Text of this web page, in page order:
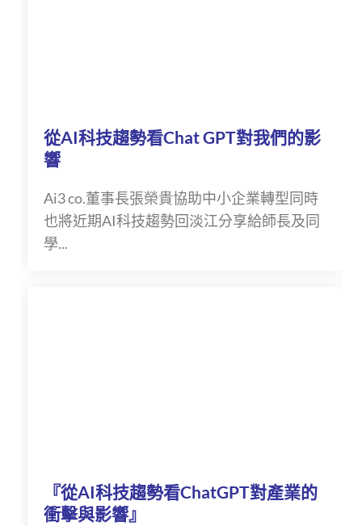
從AI科技趨勢看Chat GPT對我們的影
響
Ai3 co.董事長張榮貴協助中小企業轉型同時
也將近期AI科技趨勢回淡江分享給師長及同
學...
『從AI科技趨勢看ChatGPT對產業的
衝擊與影響』